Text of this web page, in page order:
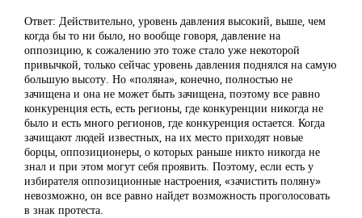
Ответ: Действительно, уровень давления высокий, выше, чем
когда бы то ни было, но вообще говоря, давление на
оппозицию, к сожалению это тоже стало уже некоторой
привычкой, только сейчас уровень давления поднялся на самую
большую высоту. Но «поляна», конечно, полностью не
зачищена и она не может быть зачищена, поэтому все равно
конкуренция есть, есть регионы, где конкуренции никогда не
было и есть много регионов, где конкуренция остается. Когда
зачищают людей известных, на их место приходят новые
борцы, оппозиционеры, о которых раньше никто никогда не
знал и при этом могут себя проявить. Поэтому, если есть у
избирателя оппозиционные настроения, «зачистить поляну»
невозможно, он все равно найдет возможность проголосовать
в знак протеста.